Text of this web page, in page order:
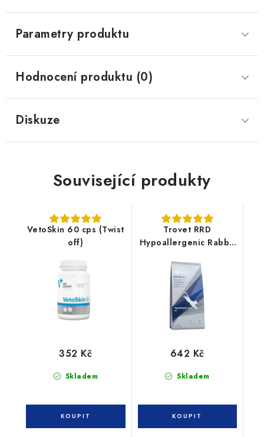
Parametry produktu
Hodnocení produktu (0)
Diskuze
Související produkty
VetoSkin 60 cps (Twist
off)
Skladem
352 Kč
Trovet RRD
Hypoallergenic Rabbit
Skladem
642 Kč